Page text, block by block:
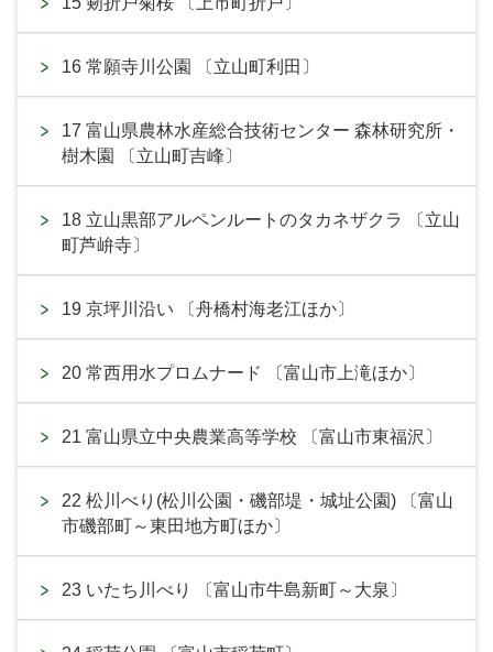
16 常願寺川公園 〔立山町利田〕
17 富山県農林水産総合技術センター 森林研究所・
樹木園 〔立山町吉峰〕
18 立山黒部アルペンルートのタカネザクラ 〔立山
町芦峅寺〕
19 京坪川沿い 〔舟橋村海老江ほか〕
20 常西用水プロムナード 〔富山市上滝ほか〕
21 富山県立中央農業高等学校 〔富山市東福沢〕
22 松川べり(松川公園・磯部堤・城址公園) 〔富山
市磯部町～東田地方町ほか〕
23 いたち川べり 〔富山市牛島新町～大泉〕